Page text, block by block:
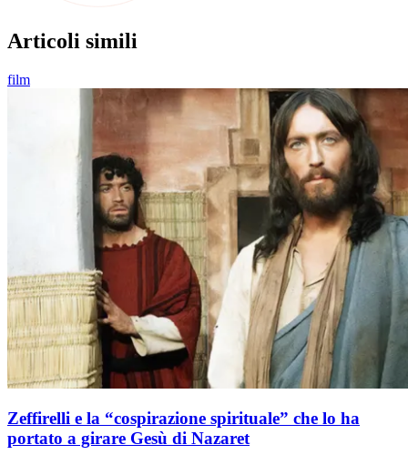
Articoli simili
film
Zeffirelli e la “cospirazione spirituale” che lo ha
portato a girare Gesù di Nazaret